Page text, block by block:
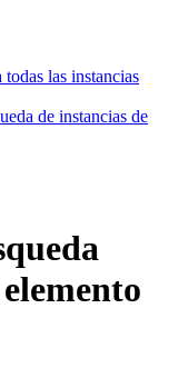
las instancias
de instancias de